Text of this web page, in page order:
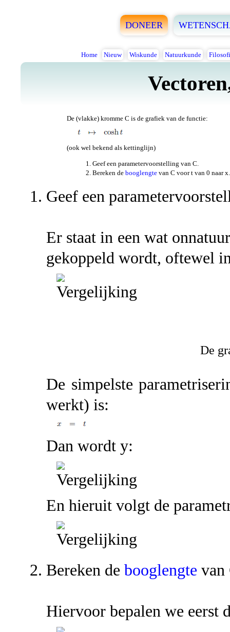
DONEER
Home Nieuw Wiskunde Natuurkunde
De (vlakke) kromme C is de grafiek van de functie:
(ook wel bekend als kettinglijn)
Geef een parametervoorstelling van C.
Bereken de booglengte van C voor t van 0 naar x.
Geef een
Er staat in een wat
gekoppeld wordt, oftewel
De
De simpelste
werkt) is:
Dan wordt y:
En hieruit volgt de
Bereken de booglengte van
Hiervoor bepalen we eerst